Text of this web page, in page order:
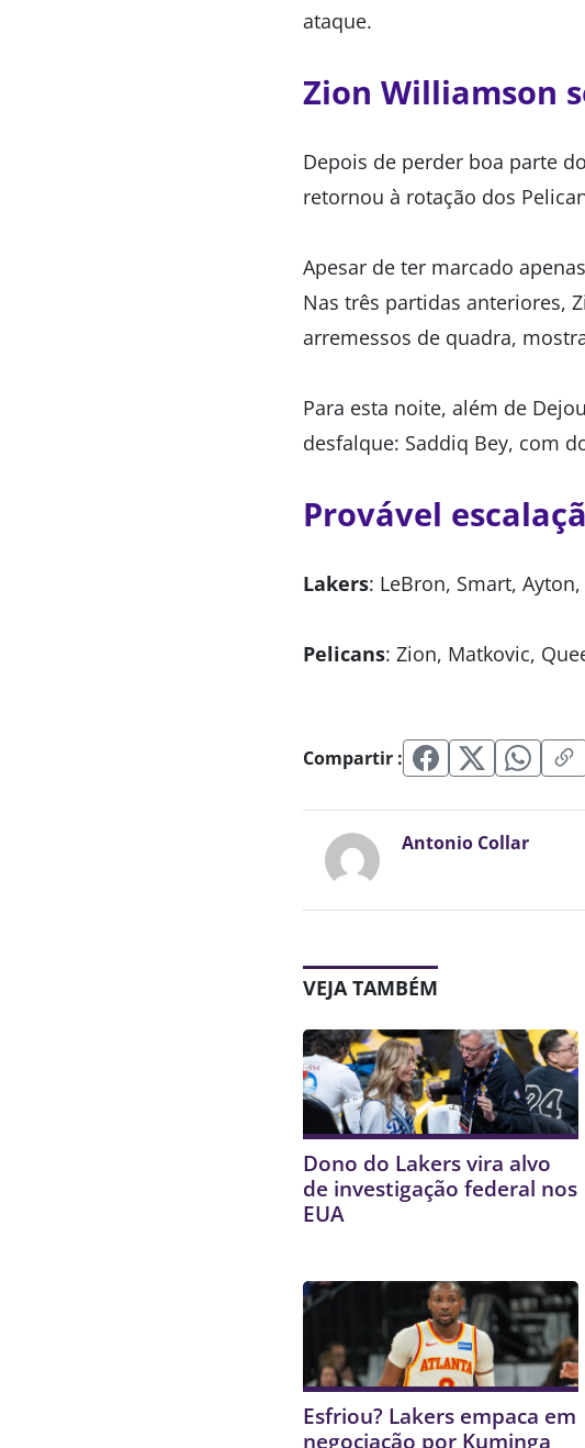
ataque.
Zion Williamson
Depois de perder boa parte
retornou à rotação dos
Apesar de ter marcado
Nas três partidas anteriores,
arremessos de quadra,
Para esta noite, além de
desfalque: Saddiq Bey, com
Provável
Lakers: LeBron, Smart,
Pelicans: Zion, Matkovic,
Compartir :
Antonio Collar
VEJA TAMBÉM
Dono do Lakers vira alvo
de investigação federal nos
EUA
Esfriou? Lakers empaca em
negociação por Kuminga